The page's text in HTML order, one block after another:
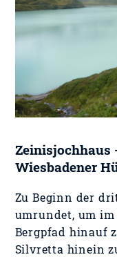
Zeinisjochhaus
Wiesbadener
Zu Beginn der
umrundet, um
Bergpfad hinauf
Silvretta hinein